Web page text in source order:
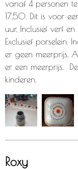
vanaf 4 personen
17,50. Dit is voor
uur, Inclusief verf
Exclusief porselein.
er geen meerprijs.
er een meerprijs.
kinderen.
Roxy